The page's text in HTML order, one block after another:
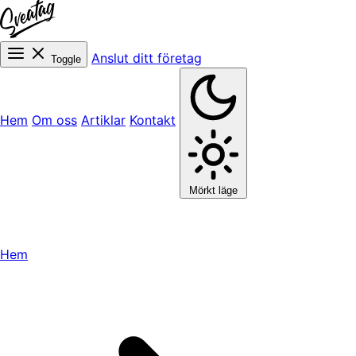
Toggle Anslut ditt företag
Hem Om oss Artiklar Kontakt
Mörkt läge
Hem